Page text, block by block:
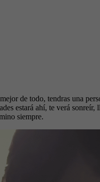
de todo, tendras una
estará ahí, te verá sonreír,
siempre.